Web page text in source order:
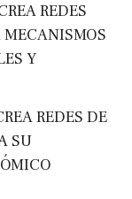
REDES
Y
REDES DE
SU